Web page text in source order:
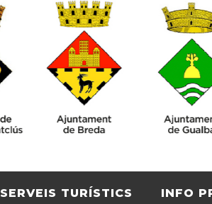
SERVEIS TURÍSTICS INFO